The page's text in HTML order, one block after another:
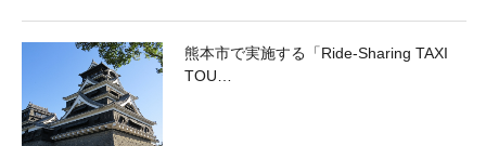
熊本市で実施する「Ride-Sharing TAXI
TOU…